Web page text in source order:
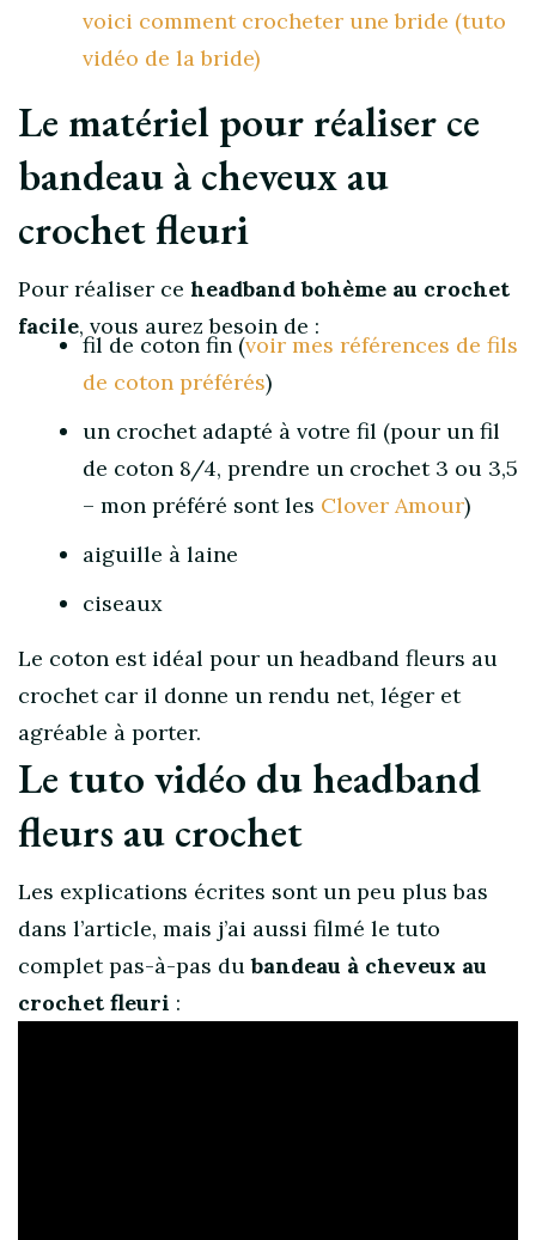
voici comment crocheter une bride (tuto
vidéo de la bride)
Le matériel pour réaliser ce
bandeau à cheveux au
crochet fleuri
Pour réaliser ce headband bohème au crochet
facile, vous aurez besoin de :
fil de coton fin (voir mes références de fils
de coton préférés)
un crochet adapté à votre fil (pour un fil
de coton 8/4, prendre un crochet 3 ou 3,5
– mon préféré sont les Clover Amour)
aiguille à laine
ciseaux
Le coton est idéal pour un headband fleurs au
crochet car il donne un rendu net, léger et
agréable à porter.
Le tuto vidéo du headband
fleurs au crochet
Les explications écrites sont un peu plus bas
dans l’article, mais j’ai aussi filmé le tuto
complet pas-à-pas dubandeau à cheveux au
crochet fleuri :